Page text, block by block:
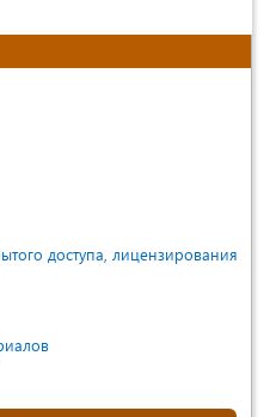
доступа, лицензирования